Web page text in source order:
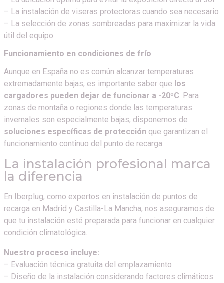
– La instalación de viseras protectoras cuando sea necesario
– La selección de zonas sombreadas para maximizar la vida
útil del equipo
Funcionamiento en condiciones de frío
Aunque en España no es común alcanzar temperaturas
extremadamente bajas, es importante saber que los
cargadores pueden dejar de funcionar a -20ºC. Para
zonas de montaña o regiones donde las temperaturas
invernales son especialmente bajas, disponemos de
soluciones específicas de protección que garantizan el
funcionamiento continuo del punto de recarga.
La instalación profesional marca
la diferencia
En Iberplug, como expertos en instalación de puntos de
recarga en Madrid y Castilla-La Mancha, nos aseguramos de
que tu instalación esté preparada para funcionar en cualquier
condición climatológica.
Nuestro proceso incluye:
– Evaluación técnica gratuita del emplazamiento
– Diseño de la instalación considerando factores climáticos